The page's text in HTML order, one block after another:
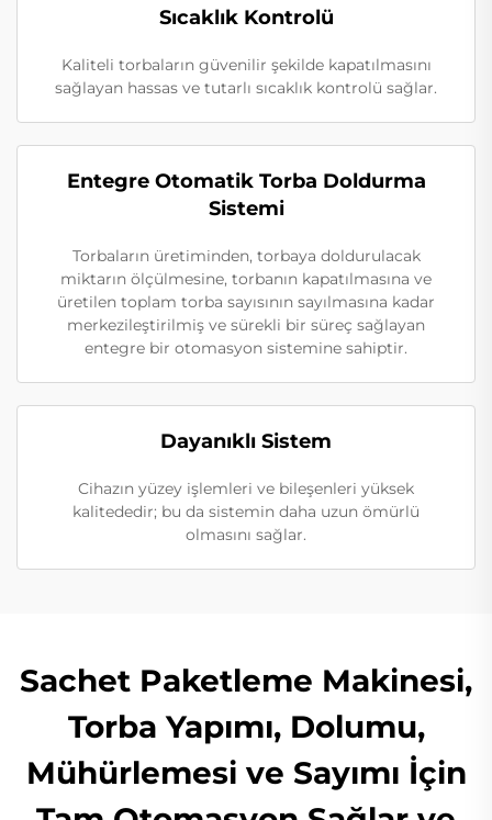
Sıcaklık Kontrolü
Kaliteli torbaların güvenilir şekilde kapatılmasını
sağlayan hassas ve tutarlı sıcaklık kontrolü sağlar.
Entegre Otomatik Torba Doldurma
Sistemi
Torbaların üretiminden, torbaya doldurulacak
miktarın ölçülmesine, torbanın kapatılmasına ve
üretilen toplam torba sayısının sayılmasına kadar
merkezileştirilmiş ve sürekli bir süreç sağlayan
entegre bir otomasyon sistemine sahiptir.
Dayanıklı Sistem
Cihazın yüzey işlemleri ve bileşenleri yüksek
kalitededir; bu da sistemin daha uzun ömürlü
olmasını sağlar.
Sachet Paketleme Makinesi,
Torba Yapımı, Dolumu,
Mühürlemesi ve Sayımı İçin